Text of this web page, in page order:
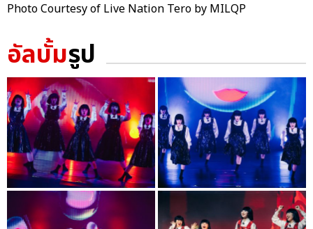
Photo Courtesy of Live Nation Tero by MILQP
อัลบั้มรูป